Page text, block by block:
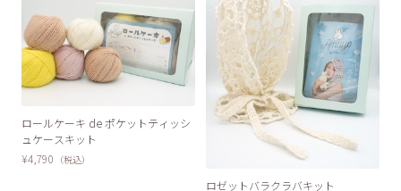
ロールケーキ de ポケットティッシ
ュケースキット
¥4,790 （税込）
ロゼットバラクラバキット